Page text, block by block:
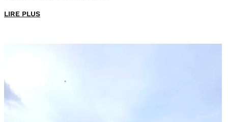
LIRE PLUS